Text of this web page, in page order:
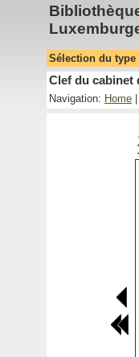
Sélection du
Clef du cabinet
Navigation: Home